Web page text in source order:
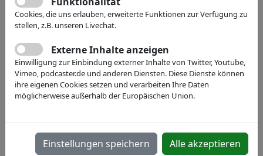
Marktdaten, Projekte und Beratung
Cookies, die uns erlauben, erweiterte Funktionen zur Verfügung zu
stellen, z.B. unseren Livechat.
Externe Inhalte anzeigen
Einwilligung zur Einbindung externer Inhalte von Twitter, Youtube,
Vimeo, podcaster.de und anderen Diensten. Diese Dienste können
ihre eigenen Cookies setzen und verarbeiten Ihre Daten
möglicherweise außerhalb der Europäischen Union.
Einstellungen speichern Alle akzeptieren